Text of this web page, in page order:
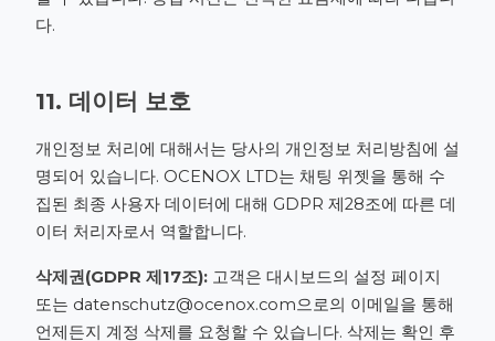
다.
11. 데이터 보호
개인정보 처리에 대해서는 당사의 개인정보 처리방침에 설
명되어 있습니다. OCENOX LTD는 채팅 위젯을 통해 수
집된 최종 사용자 데이터에 대해 GDPR 제28조에 따른 데
이터 처리자로서 역할합니다.
삭제권(GDPR 제17조): 고객은 대시보드의 설정 페이지
또는 datenschutz@ocenox.com으로의 이메일을 통해
언제든지 계정 삭제를 요청할 수 있습니다. 삭제는 확인 후